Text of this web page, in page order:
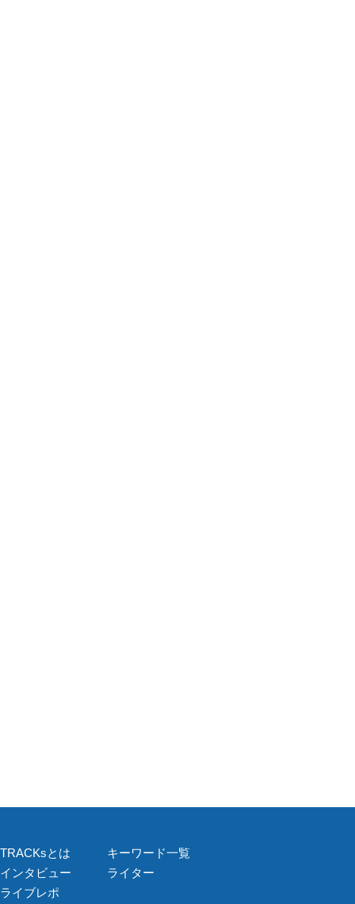
TRACKsとは
インタビュー
ライブレポ
キーワード一覧
ライター